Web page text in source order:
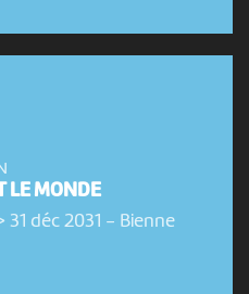
LE MONDE
31 déc 2031 - Bienne